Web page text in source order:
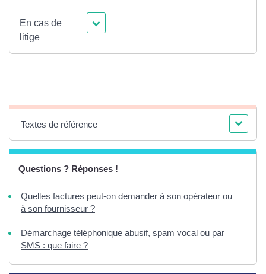
En cas de
litige
Textes de référence
Questions ? Réponses !
Quelles factures peut-on demander à son opérateur ou
à son fournisseur ?
Démarchage téléphonique abusif, spam vocal ou par
SMS : que faire ?